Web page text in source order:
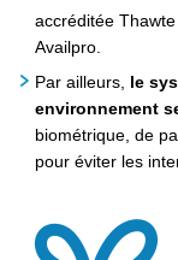
accréditée
Availpro.
Par ailleurs, le
environnement
biométrique, de
pour éviter les